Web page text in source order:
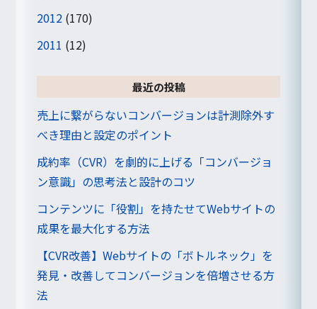
2012 (170)
2011 (12)
最近の投稿
売上に繋がらないコンバージョンは計測除外す
べき理由と設定のポイント
成約率（CVR）を劇的に上げる「コンバージョ
ン意識」の思考法と設計のコツ
コンテンツに「役割」を持たせてWebサイトの
成果を最大化する方法
【CVR改善】Webサイトの「ボトルネック」を
発見・改善してコンバージョンを倍増させる方
法